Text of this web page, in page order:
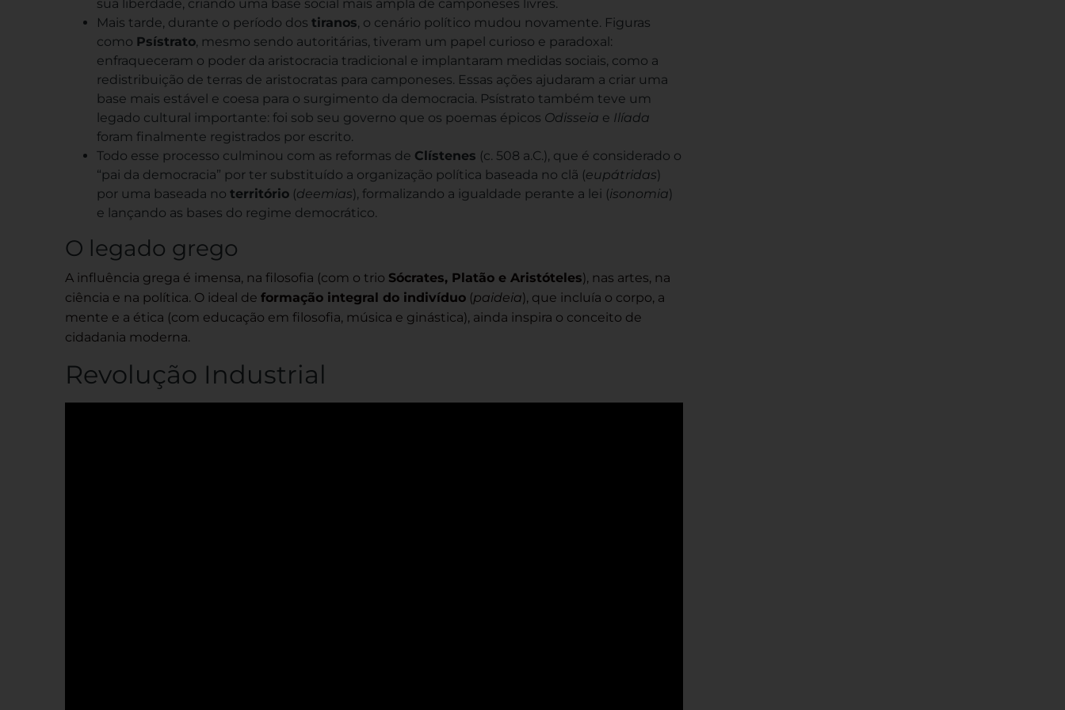
sua liberdade, criando uma base social mais ampla de camponeses livres.
Mais tarde, durante o período dos tiranos , o cenário político mudou novamente. Figuras
como Psístrato , mesmo sendo autoritárias, tiveram um papel curioso e paradoxal:
enfraqueceram o poder da aristocracia tradicional e implantaram medidas sociais, como a
redistribuição de terras de aristocratas para camponeses. Essas ações ajudaram a criar uma
base mais estável e coesa para o surgimento da democracia. Psístrato também teve um
legado cultural importante: foi sob seu governo que os poemas épicos Odisseia e Ilíada
foram finalmente registrados por escrito.
Todo esse processo culminou com as reformas de Clístenes (c. 508 a.C.), que é considerado o
“pai da democracia” por ter substituído a organização política baseada no clã (eupátridas)
por uma baseada no território (deemias), formalizando a igualdade perante a lei (isonomia)
e lançando as bases do regime democrático.
O legado grego
A influência grega é imensa, na filosofia (com o trio Sócrates, Platão e Aristóteles), nas artes, na
ciência e na política. O ideal de formação integral do indivíduo (paideia), que incluía o corpo, a
mente e a ética (com educação em filosofia, música e ginástica), ainda inspira o conceito de
cidadania moderna.
Revolução Industrial